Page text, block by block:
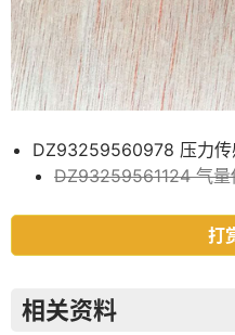
DZ93259560978 压力传
DZ93259561124 气量
打
相关资料